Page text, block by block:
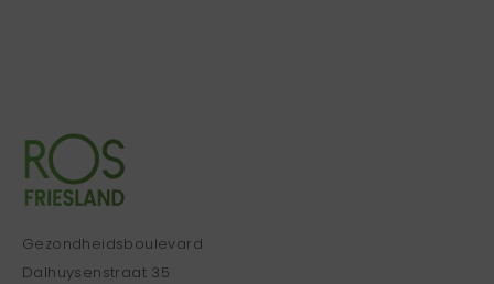
Gezondheidsboulevard
Dalhuysenstraat 35